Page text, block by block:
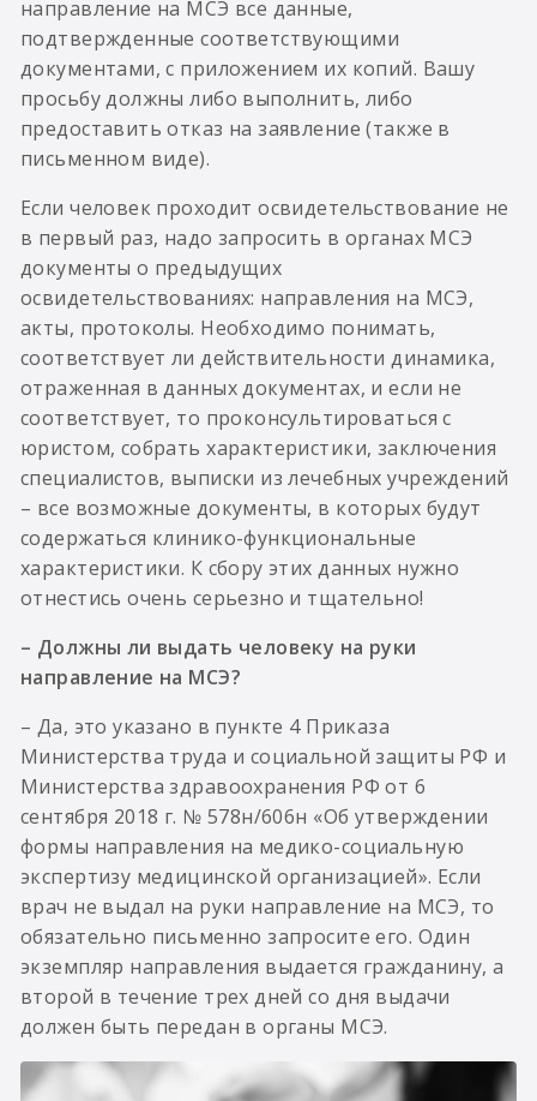
направление на МСЭ все данные,
подтвержденные соответствующими
документами, с приложением их копий. Вашу
просьбу должны либо выполнить, либо
предоставить отказ на заявление (также в
письменном виде).
Если человек проходит освидетельствование не
в первый раз, надо запросить в органах МСЭ
документы о предыдущих
освидетельствованиях: направления на МСЭ,
акты, протоколы. Необходимо понимать,
соответствует ли действительности динамика,
отраженная в данных документах, и если не
соответствует, то проконсультироваться с
юристом, собрать характеристики, заключения
специалистов, выписки из лечебных учреждений
– все возможные документы, в которых будут
содержаться клинико-функциональные
характеристики. К сбору этих данных нужно
отнестись очень серьезно и тщательно!
– Должны ли выдать человеку на руки
направление на МСЭ?
– Да, это указано в пункте 4 Приказа
Министерства труда и социальной защиты РФ и
Министерства здравоохранения РФ от 6
сентября 2018 г. № 578н/606н «Об утверждении
формы направления на медико-социальную
экспертизу медицинской организацией». Если
врач не выдал на руки направление на МСЭ, то
обязательно письменно запросите его. Один
экземпляр направления выдается гражданину, а
второй в течение трех дней со дня выдачи
должен быть передан в органы МСЭ.